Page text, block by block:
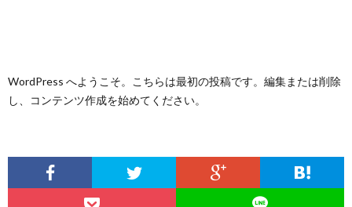
WordPress へようこそ。こちらは最初の投稿です。編集または削除
し、コンテンツ作成を始めてください。